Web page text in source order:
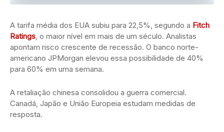
A tarifa média dos EUA subiu para 22,5%, segundo a Fitch
Ratings, o maior nível em mais de um século. Analistas
apontam risco crescente de recessão. O banco norte-
americano JPMorgan elevou essa possibilidade de 40%
para 60% em uma semana.
A retaliação chinesa consolidou a guerra comercial.
Canadá, Japão e União Europeia estudam medidas de
resposta.